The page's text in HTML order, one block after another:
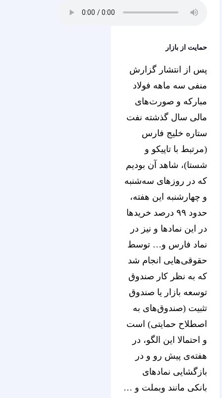
حمایت از بازار
پس از انتشار گزارش
منفی سه ماهه فولاد
مبارکه و صورت‌های
مالی سال گذشته نفت
ستاره خلیج فارس
(مرتبط با تاپیکو و
شستا)، شاهد آن بودیم
که در روزهای سه‌شنبه
و چهارشنبه این هفته،
حدود ۹۹ درصد خریدها
در این نمادها و نیز در
نماد فارس و… توسط
حقوقی‌هایی انجام شد
که به نظر کار صندوق
توسعه بازار یا صندوق
تثبیت (صندوق‌های به
اصطلاح حمایتی) است
و احتمالا این الگو، در
هفته‌ی پیش رو و در
بازگشایی نمادهای
بانکی مانند وبملت و …